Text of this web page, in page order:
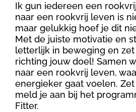
Ik gun iedereen een
naar een rookvrij leven is
maar gelukkig hoef je dit
Met de juiste motivatie en
letterlijk in beweging en
richting jouw doel! Samen
naar een rookvrij leven,
energieker gaat voelen.
meld je aan bij het
Fitter.